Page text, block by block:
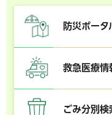
防災ポータ
救急医療情
ごみ分別検